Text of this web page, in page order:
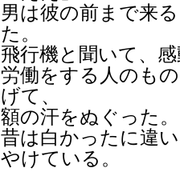
男は彼の前まで来
た。
飛行機と聞いて、
労働をする人のも
げて、
額の汗をぬぐった。
昔は白かったに違
やけている。